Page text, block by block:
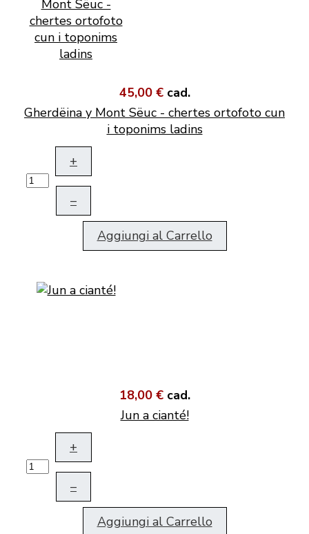
45,00 € cad.
Gherdëina y Mont Sëuc - chertes ortofoto cun
i toponims ladins
+
–
Aggiungi al Carrello
18,00 € cad.
Jun a cianté!
+
–
Aggiungi al Carrello